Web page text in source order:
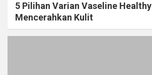
5 Pilihan Varian Vaseline
Mencerahkan Kulit